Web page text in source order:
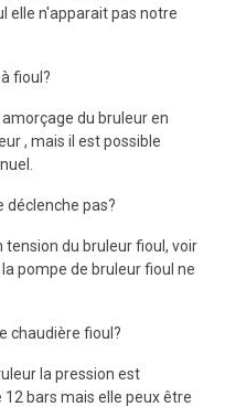
elle n'apparait pas notre
fioul?
du bruleur en
, mais il est possible
déclenche pas?
tension du bruleur fioul, voir
pompe de bruleur fioul ne
chaudière fioul?
la pression est
bars mais elle peux être